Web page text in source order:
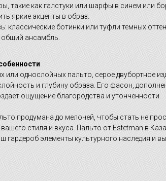
такие как галстуки или шарфы в синем или
яркие акценты в образ.
классические ботинки или туфли темных
общий ансамбль.
или однослойных пальто, серое двубортное
и глубину образа. Его фасон,
ощущение благородства и утонченности.
продумана до мелочей, чтобы стать не
стиля и вкуса. Пальто от Estetman в
гардероб элементы культурного наследия и